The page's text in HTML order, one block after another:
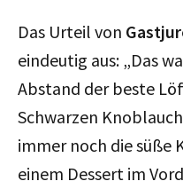
Das Urteil von
eindeutig aus: „Das
Abstand der beste
Schwarzen
immer noch die süße
einem Dessert im